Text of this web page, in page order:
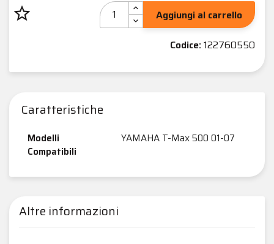
star_border
Aggiungi al carrello
Codice:122760550
Caratteristiche
Modelli
Compatibili
YAMAHA T-Max 500 01-07
Altre informazioni